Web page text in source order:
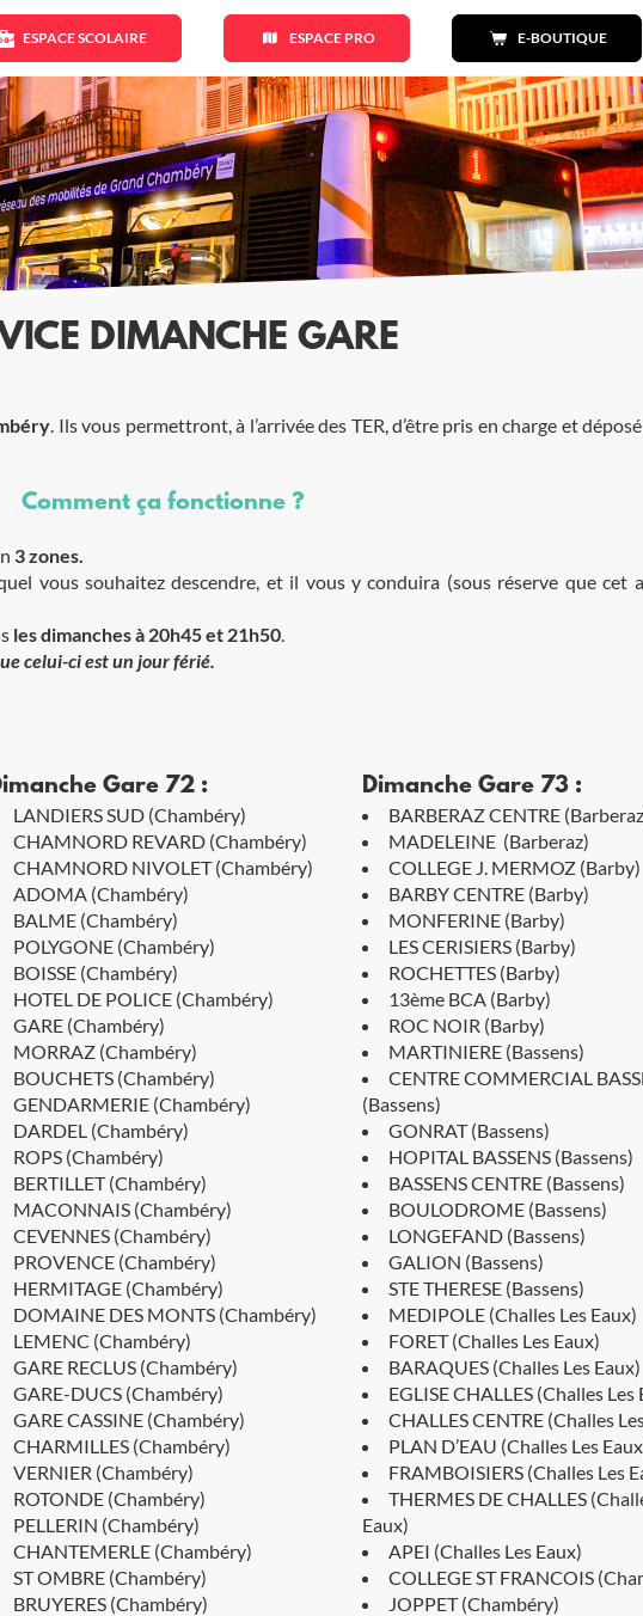
ESPACE SCOLAIRE ESPACE PRO E-BOUTIQUE
DIMANCHE GARE
. Ils vous permettront, à l’arrivée des TER, d’être pris en charge et
Comment ça fonctionne ?
3 zones.
vous souhaitez descendre, et il vous y conduira (sous réserve que cet
les dimanches à 20h45 et 21h50.
celui-ci est un jour férié.
Gare 72 :
LANDIERS SUD (Chambéry)
CHAMNORD REVARD (Chambéry)
CHAMNORD NIVOLET (Chambéry)
ADOMA (Chambéry)
BALME (Chambéry)
POLYGONE (Chambéry)
BOISSE (Chambéry)
HOTEL DE POLICE (Chambéry)
GARE (Chambéry)
MORRAZ (Chambéry)
BOUCHETS (Chambéry)
GENDARMERIE (Chambéry)
DARDEL (Chambéry)
ROPS (Chambéry)
BERTILLET (Chambéry)
MACONNAIS (Chambéry)
CEVENNES (Chambéry)
PROVENCE (Chambéry)
HERMITAGE (Chambéry)
DOMAINE DES MONTS (Chambéry)
LEMENC (Chambéry)
GARE RECLUS (Chambéry)
GARE-DUCS (Chambéry)
GARE CASSINE (Chambéry)
CHARMILLES (Chambéry)
VERNIER (Chambéry)
ROTONDE (Chambéry)
PELLERIN (Chambéry)
CHANTEMERLE (Chambéry)
ST OMBRE (Chambéry)
BRUYERES (Chambéry)
Dimanche Gare 73 :
BARBERAZ CENTRE
MADELEINE (Barberaz)
COLLEGE J. MERMOZ (Barby)
BARBY CENTRE (Barby)
MONFERINE (Barby)
LES CERISIERS (Barby)
ROCHETTES (Barby)
13ème BCA (Barby)
ROC NOIR (Barby)
MARTINIERE (Bassens)
CENTRE COMMERCIAL
(Bassens)
GONRAT (Bassens)
HOPITAL BASSENS (Bassens)
BASSENS CENTRE (Bassens)
BOULODROME (Bassens)
LONGEFAND (Bassens)
GALION (Bassens)
STE THERESE (Bassens)
MEDIPOLE (Challes Les Eaux)
FORET (Challes Les Eaux)
BARAQUES (Challes Les Eaux)
EGLISE CHALLES (Challes Les
CHALLES CENTRE (Challes
PLAN D’EAU (Challes Les
FRAMBOISIERS (Challes Les
THERMES DE CHALLES
Eaux)
APEI (Challes Les Eaux)
COLLEGE ST FRANCOIS
JOPPET (Chambéry)